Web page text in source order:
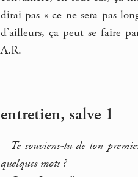
dirai pas « ce ne sera pas
d’ailleurs, ça peut se faire
A.R.
entretien, salve 1
– Te souviens-tu de ton
quelques mots ?